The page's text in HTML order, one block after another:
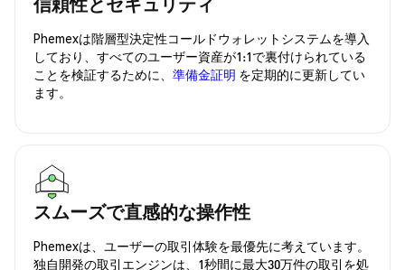
Phemexは階層型決定性コールドウォレットシステムを導入
しており、すべてのユーザー資産が1:1で裏付けられている
ことを検証するために、 準備金証明 を定期的に更新してい
ます。
スムーズで直感的な操作性
Phemexは、ユーザーの取引体験を最優先に考えています。
独自開発の取引エンジンは、1秒間に最大30万件の取引を処